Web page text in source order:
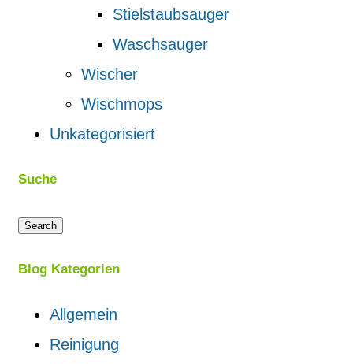
Stielstaubsauger
Waschsauger
Wischer
Wischmops
Unkategorisiert
Suche
Search
Blog Kategorien
Allgemein
Reinigung